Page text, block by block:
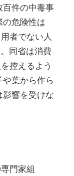
件の中毒事
危険性は
者でない人
同省は消費
控えるよう
葉から作ら
響を受けな
門家組